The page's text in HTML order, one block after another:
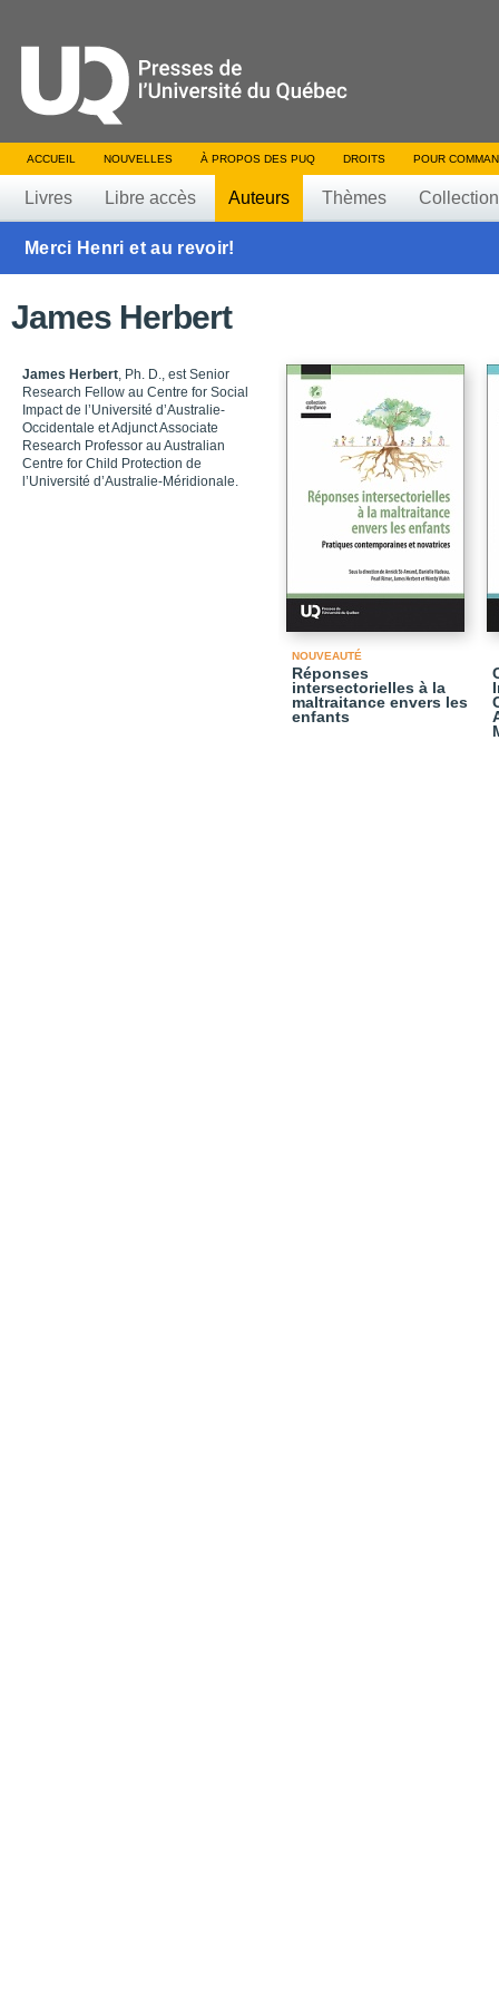
ACCUEIL NOUVELLES À PROPOS DES PUQ DROITS POUR
Livres Libre accès Auteurs Thèmes
Merci Henri et au revoir!
James Herbert
James Herbert, Ph. D., est Senior
Research Fellow au Centre for Social
Impact de l’Université d’Australie-
Occidentale et Adjunct Associate
Research Professor au Australian
Centre for Child Protection de
l’Université d’Australie-Méridionale.
NOUVEAUTÉ
Réponses
intersectorielles à la
maltraitance envers les
enfants